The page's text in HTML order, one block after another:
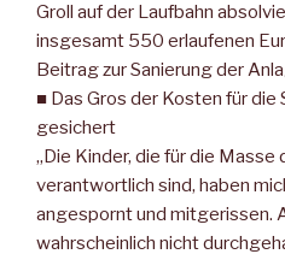
Groll auf der Laufbahn
insgesamt 550 erlaufenen
Beitrag zur Sanierung der
■ Das Gros der Kosten für
gesichert
„Die Kinder, die für die Masse
verantwortlich sind, haben
angespornt und mitgerissen.
wahrscheinlich nicht